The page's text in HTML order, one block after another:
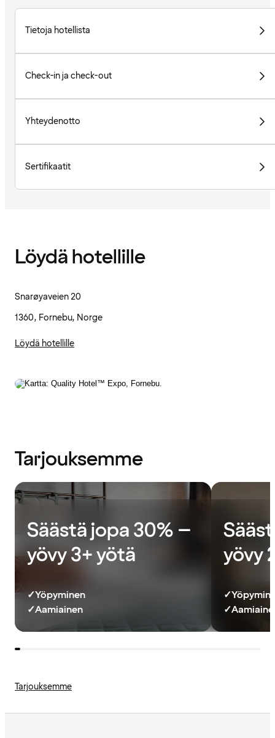
Tietoja hotellista
Check-in ja check-out
Yhteydenotto
Sertifikaatit
Löydä hotellille
Snarøyaveien 20
1360, Fornebu, Norge
Löydä hotellille
Tarjouksemme
Säästä jopa 30% –
yövy 3+ yötä
✓Yöpyminen
✓Aamiainen
yövy
✓
✓
Tarjouksemme